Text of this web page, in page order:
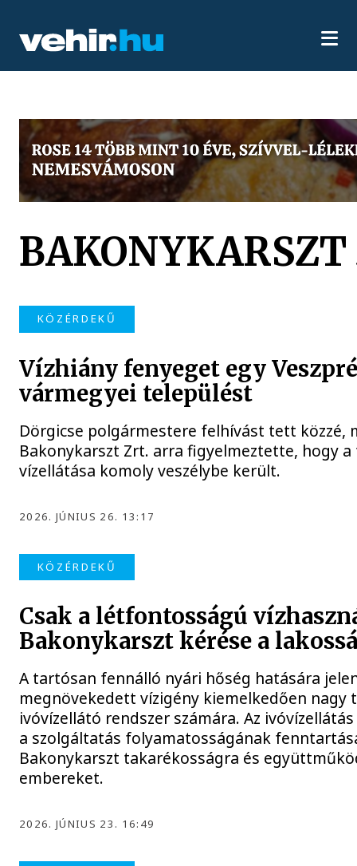
BAKONYKARSZT
KÖZÉRDEKŰ
Vízhiány fenyeget egy
vármegyei települést
Dörgicse polgármestere felhívást tett közzé,
Bakonykarszt Zrt. arra figyelmeztette, hogy
vízellátása komoly veszélybe került.
2026. JÚNIUS 26. 13:17
KÖZÉRDEKŰ
Csak a létfontosságú
Bakonykarszt kérése a
A tartósan fennálló nyári hőség hatására
megnövekedett vízigény kiemelkedően nagy
ivóvízellátó rendszer számára. Az
a szolgáltatás folyamatosságának
Bakonykarszt takarékosságra és
embereket.
2026. JÚNIUS 23. 16:49